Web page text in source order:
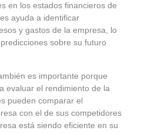
en los estados financieros de
ayuda a identificar
y gastos de la empresa, lo
sobre su futuro
es importante porque
evaluar el rendimiento de la
pueden comparar el
con el de sus competidores
está siendo eficiente en su